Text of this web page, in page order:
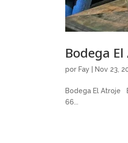
Bodega
por Fay Nov 23,
Bodega El Atroje
66...